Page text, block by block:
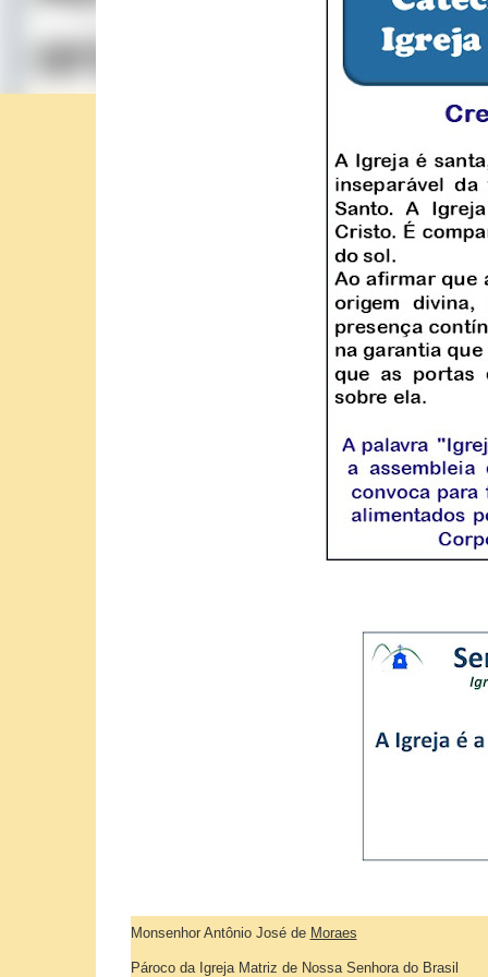
Monsenhor Antônio José de Moraes
Pároco da Igreja Matriz de Nossa Senhora do Brasil